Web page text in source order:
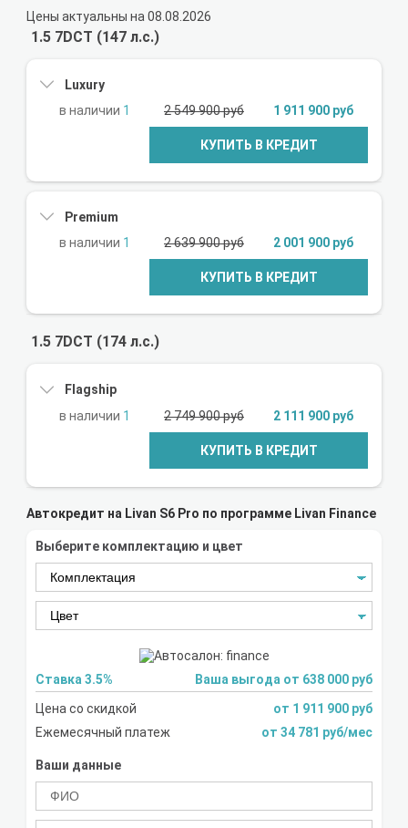
Цены актуальны на 08.08.2026
1.5 7DCT (147 л.с.)
Luxury
1
2 549 900 руб 1 911 900 руб
КУПИТЬ В КРЕДИТ
Premium
1
2 639 900 руб 2 001 900 руб
КУПИТЬ В КРЕДИТ
1.5 7DCT (174 л.с.)
Flagship
1
2 749 900 руб 2 111 900 руб
КУПИТЬ В КРЕДИТ
Автокредит на Livan S6 Pro по программе Livan Finance
Выберите комплектацию и цвет
Ставка 3.5%
Ваша выгода от 638 000 руб
Цена со скидкой
от 1 911 900 руб
Ежемесячный платеж
от 34 781 руб/мес
Ваши данные